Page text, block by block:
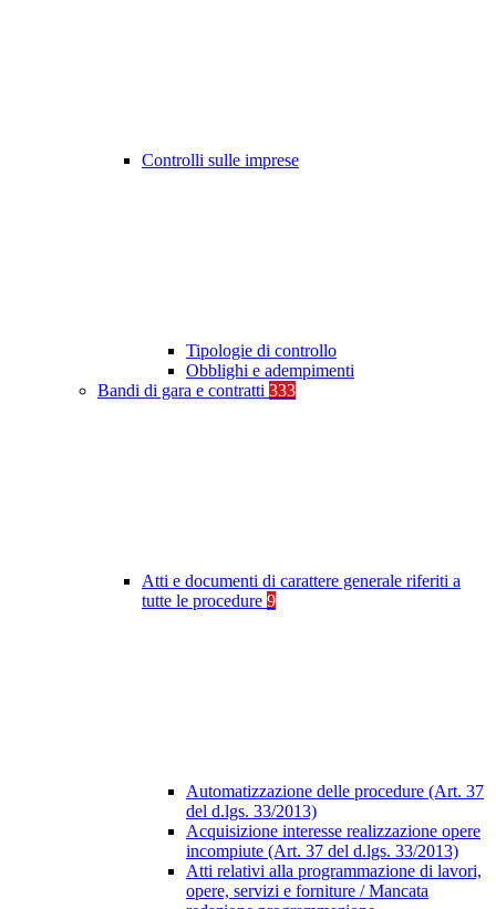
Controlli sulle imprese
Tipologie di controllo
Obblighi e adempimenti
Bandi di gara e contratti 333
Atti e documenti di carattere generale riferiti a
tutte le procedure 9
Automatizzazione delle procedure (Art. 37
del d.lgs. 33/2013)
Acquisizione interesse realizzazione opere
incompiute (Art. 37 del d.lgs. 33/2013)
Atti relativi alla programmazione di lavori,
opere, servizi e forniture / Mancata